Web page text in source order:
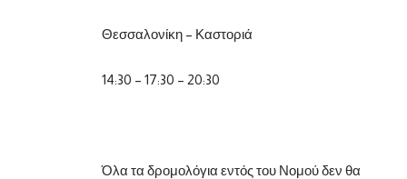
Θεσσαλονίκη – Καστοριά
14:30 – 17:30 – 20:30
Όλα τα δρομολόγια εντός του Νομού δεν θα